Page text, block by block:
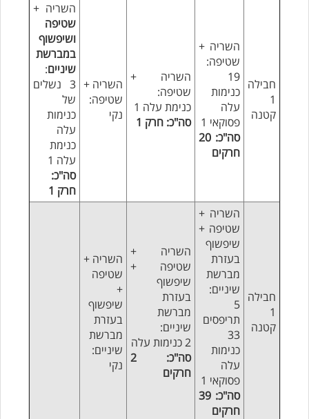
חבילה
1
קטנה
השריה +
שטיפה:
19
כנימות
עלה
פסוקאי 1
סה"כ: 20
חרקים
השריה +
שטיפה:
כנימת עלה 1
סה"כ: חרק 1
השריה +
שטיפה:
נקי
השריה +
שטיפה
ושיפשוף
במברשת
שיניים:
3 נשלים
של
כנימות
עלה
כנימת
עלה 1
סה"כ:
חרק 1
חבילה
1
קטנה
השריה +
שטיפה +
שיפשוף
בעזרת
מברשת
שיניים:
5
תריפסים
33
כנימות
עלה
פסוקאי 1
סה"כ: 39
חרקים
השריה +
שטיפה +
שיפשוף
בעזרת
מברשת
שיניים:
2 כנימות עלה
סה"כ: 2
חרקים
השריה +
שטיפה
+
שיפשוף
בעזרת
מברשת
שיניים:
נקי